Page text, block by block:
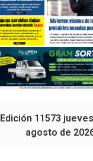
Edición 11573
agosto de